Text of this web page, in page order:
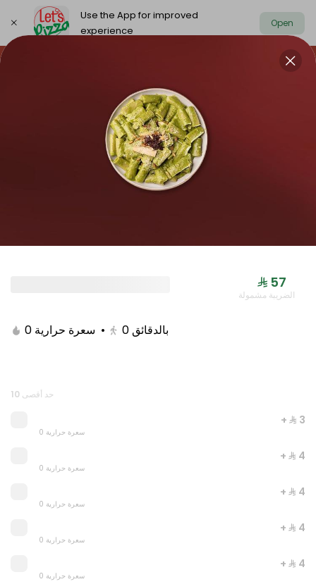
https://www.letspizza.sa/admin/promotion
Use the App for improved
experience
Open
JUST DUNK IT PEPPERONI
⁨⁦‪‬ 57⁩
الضريبة مشمولة
0 سعرة حرارية • 0بالدقائق
حد أقصى 10
+ ⁨⁦‪‬ 3⁩
0 سعرة حرارية
+ ⁨⁦‪‬ 4⁩
0 سعرة حرارية
+ ⁨⁦‪‬ 4⁩
0 سعرة حرارية
+ ⁨⁦‪‬ 4⁩
0 سعرة حرارية
+ ⁨⁦‪‬ 4⁩
0 سعرة حرارية